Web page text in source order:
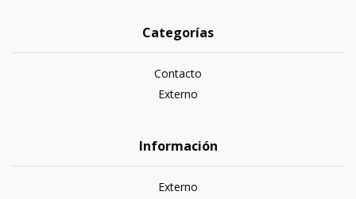
Categorías
Contacto
Externo
Información
Externo